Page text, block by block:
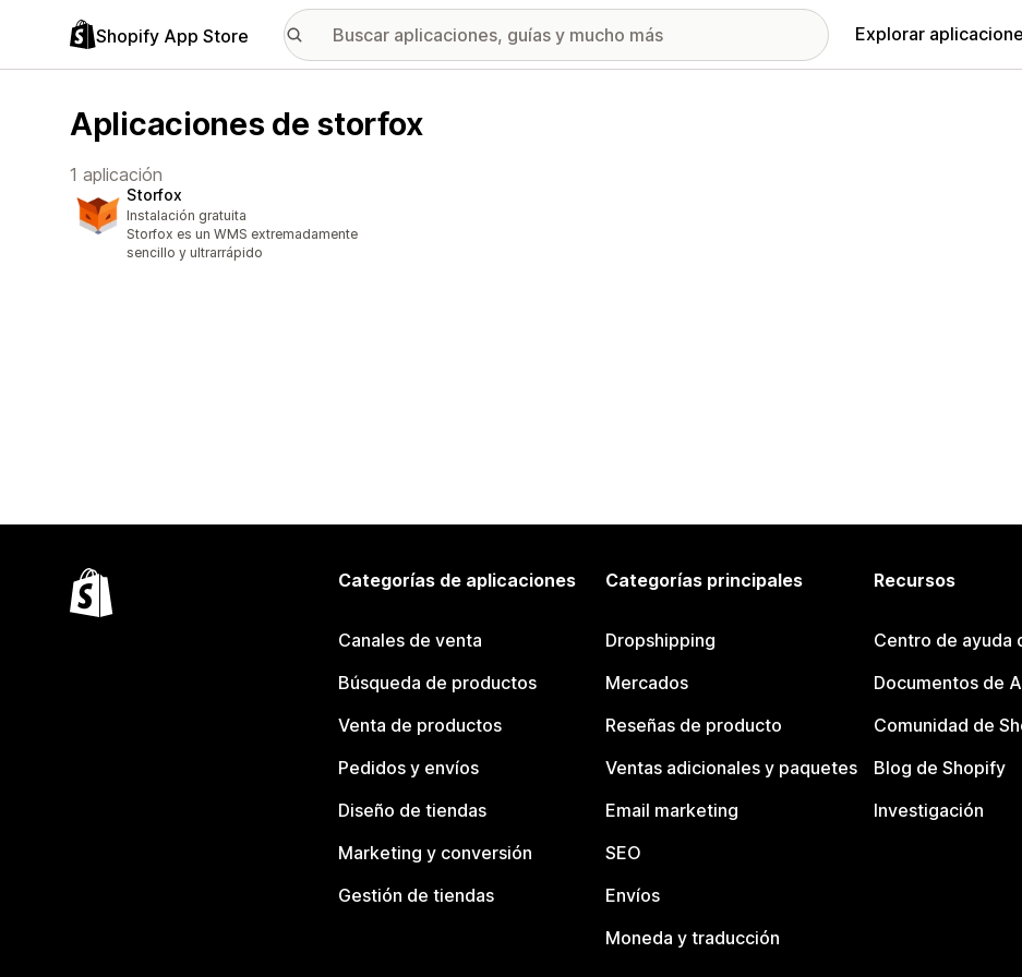
Shopify App Store Explorar
Aplicaciones de storfox
1 aplicación
Storfox
Instalación gratuita
Storfox es un WMS extremadamente
sencillo y ultrarrápido
Categorías de aplicaciones
Canales de venta
Búsqueda de productos
Venta de productos
Pedidos y envíos
Diseño de tiendas
Marketing y conversión
Gestión de tiendas
Categorías principales
Dropshipping
Mercados
Reseñas de producto
Ventas adicionales y paquetes
Email marketing
SEO
Envíos
Moneda y traducción
Recursos
Centro de ayuda
Documentos de
Comunidad de
Blog de Shopify
Investigación